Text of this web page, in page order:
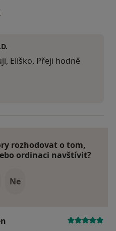
Váš účet byl odstraněn
Eliško. Přeji hodně
rozhodovat o tom,
ordinaci navštívit?
Ne